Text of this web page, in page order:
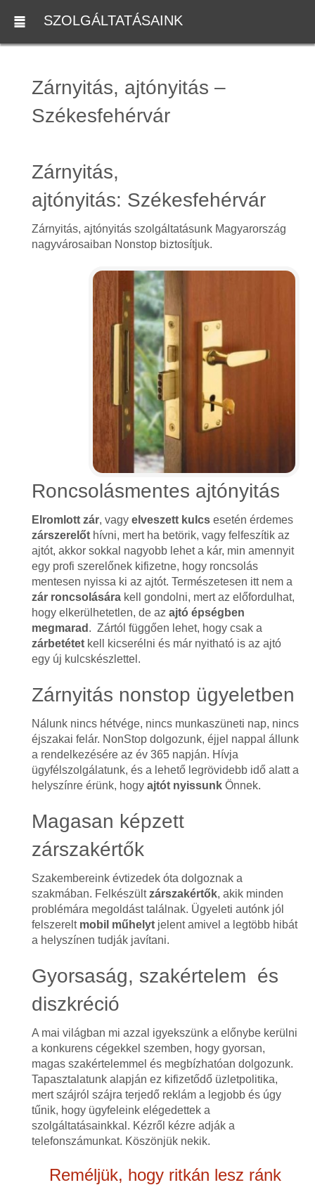
SZOLGÁLTATÁSAINK
Zárnyitás, ajtónyitás –
Székesfehérvár
Zárnyitás,
ajtónyitás: Székesfehérvár
Zárnyitás, ajtónyitás szolgáltatásunk Magyarország
nagyvárosaiban Nonstop biztosítjuk.
Roncsolásmentes ajtónyitás
Elromlott zár, vagy elveszett kulcsesetén érdemes
zárszerelőthívni, mert ha betörik, vagy felfeszítik az
ajtót, akkor sokkal nagyobb lehet a kár, min amennyit
egy profi szerelőnek kifizetne, hogy roncsolás
mentesen nyissa ki az ajtót. Természetesen itt nem a
zár roncsolásárakell gondolni, mert az előfordulhat,
hogy elkerülhetetlen, de az ajtó épségben
megmarad . Zártól függően lehet, hogy csak a
zárbetétetkell kicserélni és már nyitható is az ajtó
egy új kulcskészlettel.
Zárnyitás nonstop ügyeletben
Nálunk nincs hétvége, nincs munkaszüneti nap, nincs
éjszakai felár. NonStop dolgozunk, éjjel nappal állunk
a rendelkezésére az év 365 napján. Hívja
ügyfélszolgálatunk, és a lehető legrövidebb idő alatt a
helyszínre érünk, hogy ajtót nyissunkÖnnek.
Magasan képzett
zárszakértők
Szakembereink évtizedek óta dolgoznak a
szakmában. Felkészültzárszakértők, akik minden
problémára megoldást találnak. Ügyeleti autónk jól
felszerelt mobil műhelytjelent amivel a legtöbb hibát
a helyszínen tudják javítani.
Gyorsaság, szakértelem és
diszkréció
A mai világban mi azzal igyekszünk a előnybe kerülni
a konkurens cégekkel szemben, hogy gyorsan,
magas szakértelemmel és megbízhatóan dolgozunk.
Tapasztalatunk alapján ez kifizetődő üzletpolitika,
mert szájról szájra terjedő reklám a legjobb és úgy
tűnik, hogy ügyfeleink elégedettek a
szolgáltatásainkkal. Kézről kézre adják a
telefonszámunkat. Köszönjük nekik.
Reméljük, hogy ritkán lesz ránk